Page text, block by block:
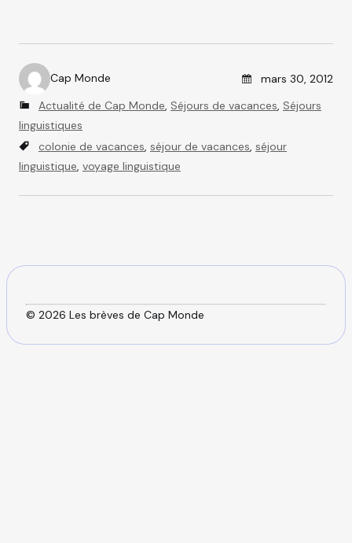
A
u
t
h
o
Cap Monde Posted on
mars 30, 2012
C
a
t
e
Actualité de Cap Monde, Séjours de vacances, Séjours
linguistiques
T
a
colonie de vacances, séjour de vacances, séjour
linguistique, voyage linguistique
© 2026 Les brèves de Cap Monde